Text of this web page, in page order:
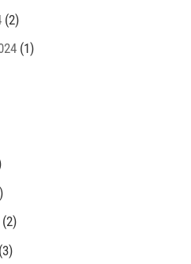
(2)
(1)
(2)
(3)